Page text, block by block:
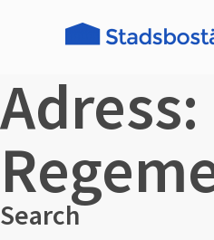
Adress:
Search